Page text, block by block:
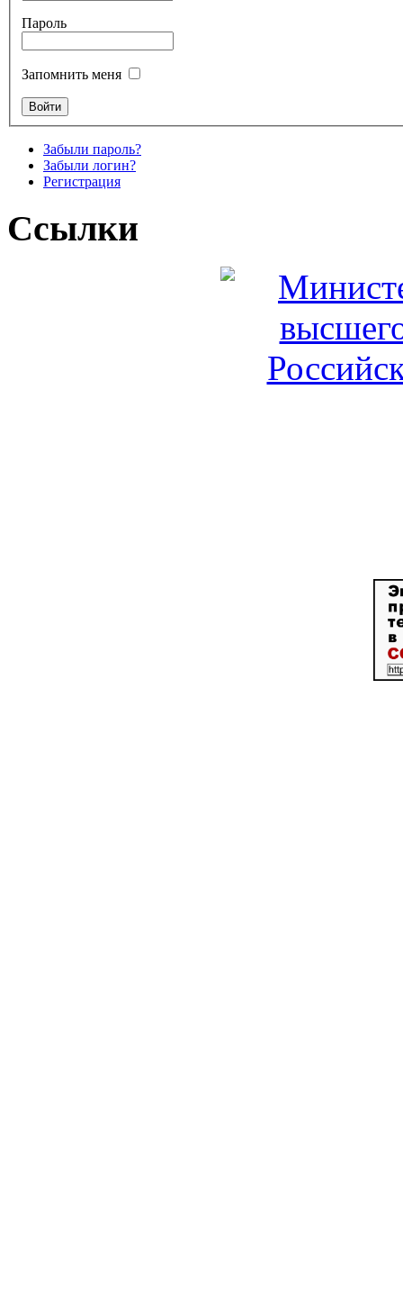
Пароль
Запомнить меня
Забыли пароль?
Забыли логин?
Регистрация
Ссылки